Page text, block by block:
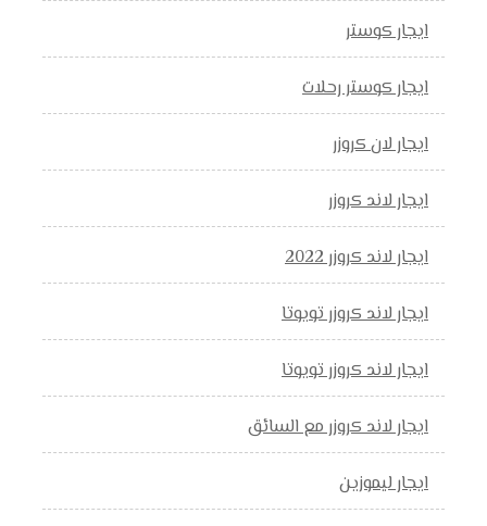
ايجار كوستر
ايجار كوستر رحلات
ايجار لان كروزر
ايجار لاند كروزر
ايجار لاند كروزر 2022
ايجار لاند كروزر تويوتا
ايجار لاند كروزر تويوتا
ايجار لاند كروزر مع السائق
ايجار ليموزين